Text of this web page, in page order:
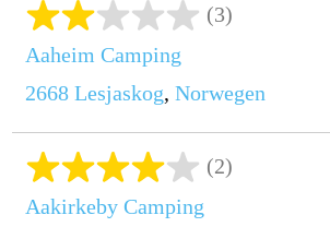
(3)
Aaheim Camping
2668 Lesjaskog, Norwegen
(2)
Aakirkeby Camping